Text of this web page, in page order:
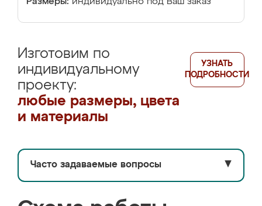
Изготовим по
индивидуальному
проекту:
любые размеры, цвета
и материалы
УЗНАТЬ
ПОДРОБНОСТИ
Часто задаваемые вопросы ▼